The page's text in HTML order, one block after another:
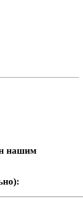
нашим